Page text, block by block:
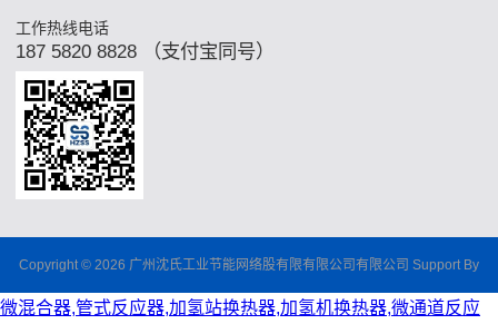
工作热线电话
187 5820 8828 （支付宝同号）
Copyright © 2026 广州沈氏工业节能网络股有限有限公司有限公司 Support By
微混合器,管式反应器,加氢站换热器,加氢机换热器,微通道反应